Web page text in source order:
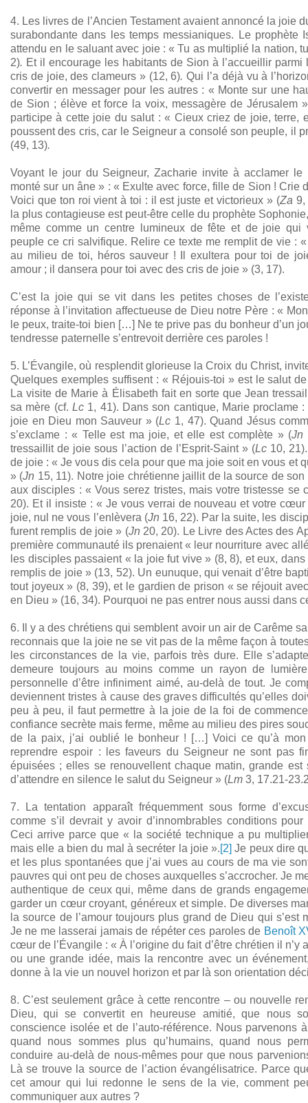
4. Les livres de l’Ancien Testament avaient annoncé la joie
surabondante dans les temps messianiques. Le prophète
attendu en le saluant avec joie : « Tu as multiplié la nation,
2). Et il encourage les habitants de Sion à l’accueillir
cris de joie, des clameurs » (12, 6). Qui l’a déjà vu à
convertir en messager pour les autres : « Monte sur une
de Sion ; élève et force la voix, messagère de Jérusalem »
participe à cette joie du salut : « Cieux criez de joie, terre,
poussent des cris, car le Seigneur a consolé son peuple, il
(49, 13).
Voyant le jour du Seigneur, Zacharie invite à acclamer
monté sur un âne » : « Exulte avec force, fille de Sion ! Crie
Voici que ton roi vient à toi : il est juste et victorieux » (Za 9,
la plus contagieuse est peut-être celle du prophète
même comme un centre lumineux de fête et de joie qui
peuple ce cri salvifique. Relire ce texte me remplit de vie :
au milieu de toi, héros sauveur ! Il exultera pour toi de
amour ; il dansera pour toi avec des cris de joie » (3, 17).
C’est la joie qui se vit dans les petites choses de
réponse à l’invitation affectueuse de Dieu notre Père : «
le peux, traite-toi bien […] Ne te prive pas du bonheur d’un
tendresse paternelle s’entrevoit derrière ces paroles !
5. L’Évangile, où resplendit glorieuse la Croix du Christ,
Quelques exemples suffisent : « Réjouis-toi » est le salut
La visite de Marie à Élisabeth fait en sorte que Jean
sa mère (cf. Lc1, 41). Dans son cantique, Marie proclame
joie en Dieu mon Sauveur » (Lc 1, 47). Quand Jésus
s’exclame : « Telle est ma joie, et elle est complète » (Jn
tressaillit de joie sous l’action de l’Esprit-Saint » (Lc 10,
de joie : « Je vous dis cela pour que ma joie soit en vous et
» (Jn 15, 11). Notre joie chrétienne jaillit de la source de
aux disciples : « Vous serez tristes, mais votre tristesse se
20). Et il insiste : « Je vous verrai de nouveau et votre
joie, nul ne vous l’enlèvera (Jn 16, 22). Par la suite, les
furent remplis de joie » (Jn 20, 20). Le Livre des Actes des
première communauté ils prenaient « leur nourriture avec
les disciples passaient « la joie fut vive » (8, 8), et eux,
remplis de joie » (13, 52). Un eunuque, qui venait d’être
tout joyeux » (8, 39), et le gardien de prison « se réjouit
en Dieu » (16, 34). Pourquoi ne pas entrer nous aussi dans
6. Il y a des chrétiens qui semblent avoir un air de Carême
reconnais que la joie ne se vit pas de la même façon à
les circonstances de la vie, parfois très dure. Elle
demeure toujours au moins comme un rayon de
personnelle d’être infiniment aimé, au-delà de tout. Je
deviennent tristes à cause des graves difficultés qu’elles
peu à peu, il faut permettre à la joie de la foi de
confiance secrète mais ferme, même au milieu des pires
de la paix, j’ai oublié le bonheur ! […] Voici ce qu’à
reprendre espoir : les faveurs du Seigneur ne sont pas
épuisées ; elles se renouvellent chaque matin, grande
d’attendre en silence le salut du Seigneur » (Lm 3, 17.21-
7. La tentation apparaît fréquemment sous forme
comme s’il devrait y avoir d’innombrables conditions
Ceci arrive parce que « la société technique a pu
mais elle a bien du mal à secréter la joie ».[2] Je peux dire
et les plus spontanées que j’ai vues au cours de ma vie
pauvres qui ont peu de choses auxquelles s’accrocher. Je
authentique de ceux qui, même dans de grands
garder un cœur croyant, généreux et simple. De diverses
la source de l’amour toujours plus grand de Dieu qui s’est
Je ne me lasserai jamais de répéter ces paroles de Benoît
cœur de l’Évangile : « À l’origine du fait d’être chrétien il n’y
ou une grande idée, mais la rencontre avec un
donne à la vie un nouvel horizon et par là son orientation
8. C’est seulement grâce à cette rencontre – ou nouvelle
Dieu, qui se convertit en heureuse amitié, que nous
conscience isolée et de l’auto-référence. Nous parvenons
quand nous sommes plus qu’humains, quand nous
conduire au-delà de nous-mêmes pour que nous
Là se trouve la source de l’action évangélisatrice. Parce
cet amour qui lui redonne le sens de la vie, comment
communiquer aux autres ?